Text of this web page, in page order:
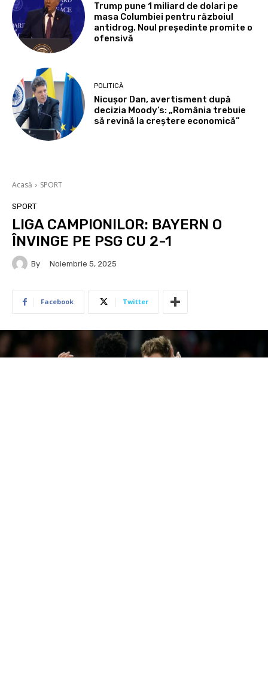
Trump pune 1 miliard de dolari pe
masa Columbiei pentru războiul
antidrog. Noul președinte promite o
ofensivă
POLITICĂ
Nicușor Dan, avertisment după
decizia Moody’s: „România trebuie
să revină la creștere economică”